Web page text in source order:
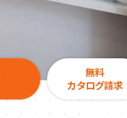
無料
カタログ請求